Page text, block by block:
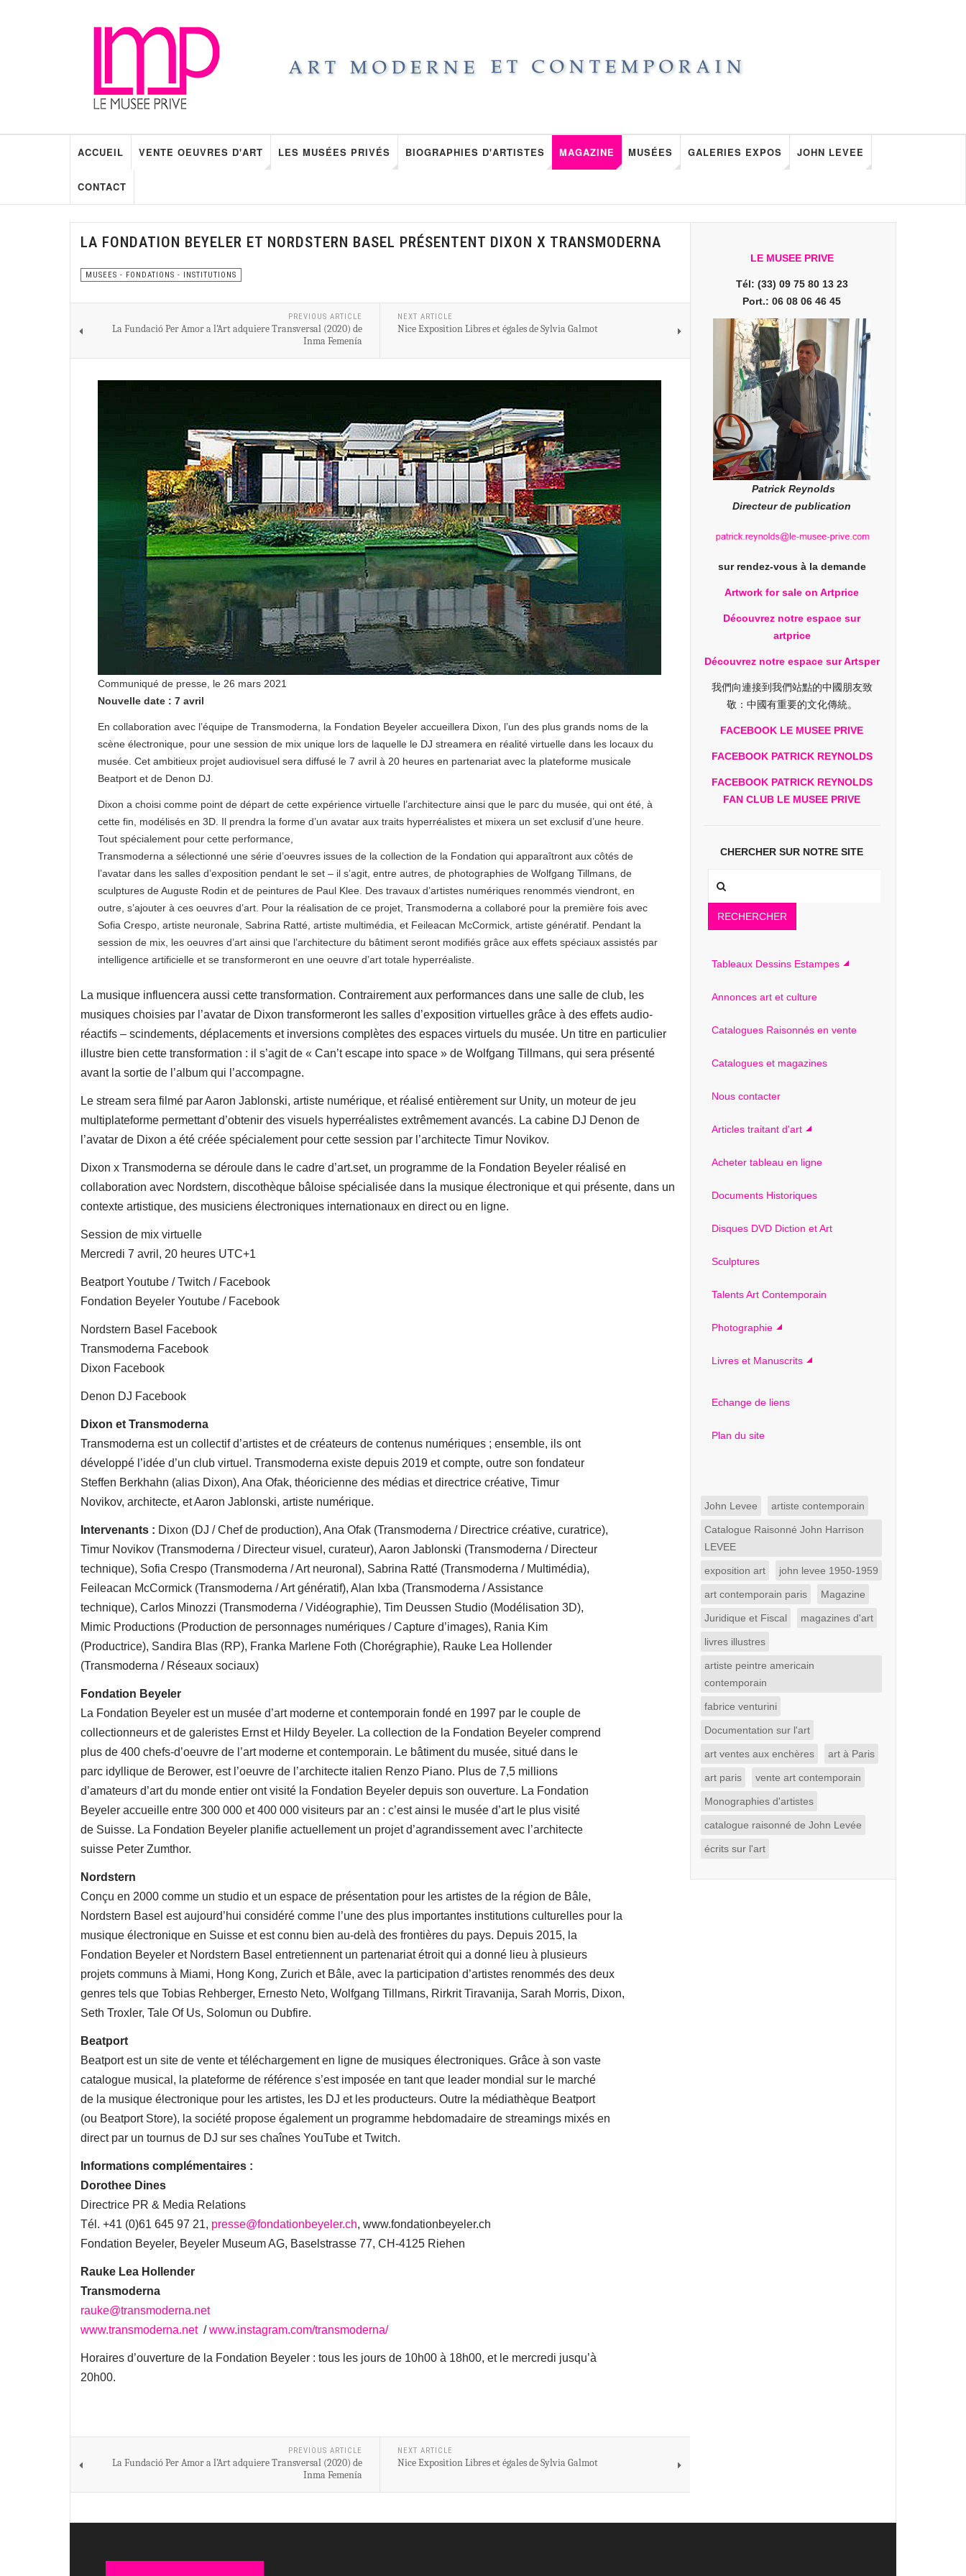
ACCUEIL VENTE OEUVRES D'ART LES MUSÉES PRIVÉS BIOGRAPHIES D'ARTISTES MAGAZINE MUSÉES GALERIES EXPOS JOHN LEVEE
CONTACT
LA FONDATION BEYELER ET NORDSTERN BASEL PRÉSENTENT DIXON X TRANSMODERNA
MUSEES - FONDATIONS - INSTITUTIONS
PREVIOUS ARTICLE
La Fundació Per Amor a l’Art adquiere Transversal (2020) de
Inma Femenía
NEXT ARTICLE
Nice Exposition Libres et égales de Sylvia Galmot
Communiqué de presse, le 26 mars 2021
Nouvelle date : 7 avril
En collaboration avec l’équipe de Transmoderna, la Fondation Beyeler accueillera Dixon, l’un des plus grands noms de la
scène électronique, pour une session de mix unique lors de laquelle le DJ streamera en réalité virtuelle dans les locaux du
musée. Cet ambitieux projet audiovisuel sera diffusé le 7 avril à 20 heures en partenariat avec la plateforme musicale
Beatport et de Denon DJ.
Dixon a choisi comme point de départ de cette expérience virtuelle l’architecture ainsi que le parc du musée, qui ont été, à
cette fin, modélisés en 3D. Il prendra la forme d’un avatar aux traits hyperréalistes et mixera un set exclusif d’une heure.
Tout spécialement pour cette performance,
Transmoderna a sélectionné une série d’oeuvres issues de la collection de la Fondation qui apparaîtront aux côtés de
l’avatar dans les salles d’exposition pendant le set – il s’agit, entre autres, de photographies de Wolfgang Tillmans, de
sculptures de Auguste Rodin et de peintures de Paul Klee. Des travaux d’artistes numériques renommés viendront, en
outre, s’ajouter à ces oeuvres d’art. Pour la réalisation de ce projet, Transmoderna a collaboré pour la première fois avec
Sofia Crespo, artiste neuronale, Sabrina Ratté, artiste multimédia, et Feileacan McCormick, artiste génératif. Pendant la
session de mix, les oeuvres d’art ainsi que l’architecture du bâtiment seront modifiés grâce aux effets spéciaux assistés par
intelligence artificielle et se transformeront en une oeuvre d’art totale hyperréaliste.
La musique influencera aussi cette transformation. Contrairement aux performances dans une salle de club, les
musiques choisies par l’avatar de Dixon transformeront les salles d’exposition virtuelles grâce à des effets audio-
réactifs – scindements, déplacements et inversions complètes des espaces virtuels du musée. Un titre en particulier
illustre bien cette transformation : il s’agit de « Can’t escape into space » de Wolfgang Tillmans, qui sera présenté
avant la sortie de l’album qui l’accompagne.
Le stream sera filmé par Aaron Jablonski, artiste numérique, et réalisé entièrement sur Unity, un moteur de jeu
multiplateforme permettant d’obtenir des visuels hyperréalistes extrêmement avancés. La cabine DJ Denon de
l’avatar de Dixon a été créée spécialement pour cette session par l’architecte Timur Novikov.
Dixon x Transmoderna se déroule dans le cadre d’art.set, un programme de la Fondation Beyeler réalisé en
collaboration avec Nordstern, discothèque bâloise spécialisée dans la musique électronique et qui présente, dans un
contexte artistique, des musiciens électroniques internationaux en direct ou en ligne.
Session de mix virtuelle
Mercredi 7 avril, 20 heures UTC+1
Beatport Youtube / Twitch / Facebook
Fondation Beyeler Youtube / Facebook
Nordstern Basel Facebook
Transmoderna Facebook
Dixon Facebook
Denon DJ Facebook
Dixon et Transmoderna
Transmoderna est un collectif d’artistes et de créateurs de contenus numériques ; ensemble, ils ont
développé l’idée d’un club virtuel. Transmoderna existe depuis 2019 et compte, outre son fondateur
Steffen Berkhahn (alias Dixon), Ana Ofak, théoricienne des médias et directrice créative, Timur
Novikov, architecte, et Aaron Jablonski, artiste numérique.
Intervenants : Dixon (DJ / Chef de production), Ana Ofak (Transmoderna / Directrice créative, curatrice),
Timur Novikov (Transmoderna / Directeur visuel, curateur), Aaron Jablonski (Transmoderna / Directeur
technique), Sofia Crespo (Transmoderna / Art neuronal), Sabrina Ratté (Transmoderna / Multimédia),
Feileacan McCormick (Transmoderna / Art génératif), Alan Ixba (Transmoderna / Assistance
technique), Carlos Minozzi (Transmoderna / Vidéographie), Tim Deussen Studio (Modélisation 3D),
Mimic Productions (Production de personnages numériques / Capture d’images), Rania Kim
(Productrice), Sandira Blas (RP), Franka Marlene Foth (Chorégraphie), Rauke Lea Hollender
(Transmoderna / Réseaux sociaux)
Fondation Beyeler
La Fondation Beyeler est un musée d’art moderne et contemporain fondé en 1997 par le couple de
collectionneurs et de galeristes Ernst et Hildy Beyeler. La collection de la Fondation Beyeler comprend
plus de 400 chefs-d’oeuvre de l’art moderne et contemporain. Le bâtiment du musée, situé dans le
parc idyllique de Berower, est l’oeuvre de l’architecte italien Renzo Piano. Plus de 7,5 millions
d’amateurs d’art du monde entier ont visité la Fondation Beyeler depuis son ouverture. La Fondation
Beyeler accueille entre 300 000 et 400 000 visiteurs par an : c’est ainsi le musée d’art le plus visité
de Suisse. La Fondation Beyeler planifie actuellement un projet d’agrandissement avec l’architecte
suisse Peter Zumthor.
Nordstern
Conçu en 2000 comme un studio et un espace de présentation pour les artistes de la région de Bâle,
Nordstern Basel est aujourd’hui considéré comme l’une des plus importantes institutions culturelles pour la
musique électronique en Suisse et est connu bien au-delà des frontières du pays. Depuis 2015, la
Fondation Beyeler et Nordstern Basel entretiennent un partenariat étroit qui a donné lieu à plusieurs
projets communs à Miami, Hong Kong, Zurich et Bâle, avec la participation d’artistes renommés des deux
genres tels que Tobias Rehberger, Ernesto Neto, Wolfgang Tillmans, Rirkrit Tiravanija, Sarah Morris, Dixon,
Seth Troxler, Tale Of Us, Solomun ou Dubfire.
Beatport
Beatport est un site de vente et téléchargement en ligne de musiques électroniques. Grâce à son vaste
catalogue musical, la plateforme de référence s’est imposée en tant que leader mondial sur le marché
de la musique électronique pour les artistes, les DJ et les producteurs. Outre la médiathèque Beatport
(ou Beatport Store), la société propose également un programme hebdomadaire de streamings mixés en
direct par un tournus de DJ sur ses chaînes YouTube et Twitch.
Informations complémentaires :
Dorothee Dines
Directrice PR & Media Relations
Tél. +41 (0)61 645 97 21, presse@fondationbeyeler.ch, www.fondationbeyeler.ch
Fondation Beyeler, Beyeler Museum AG, Baselstrasse 77, CH-4125 Riehen
Rauke Lea Hollender
Transmoderna
rauke@transmoderna.net
www.transmoderna.net/www.instagram.com/transmoderna/
Horaires d’ouverture de la Fondation Beyeler : tous les jours de 10h00 à 18h00, et le mercredi jusqu’à
20h00.
PREVIOUS ARTICLE
La Fundació Per Amor a l’Art adquiere Transversal (2020) de
Inma Femenía
NEXT ARTICLE
Nice Exposition Libres et égales de Sylvia Galmot
LE MUSEE PRIVE
Tél: (33) 09 75 80 13 23
Port.: 06 08 06 46 45
Patrick Reynolds
Directeur de publication
sur rendez-vous à la demande
Artwork for sale on Artprice
Découvrez notre espace sur
artprice
Découvrez notre espace sur Artsper
我們向連接到我們站點的中國朋友致
敬：中國有重要的文化傳統。
FACEBOOK LE MUSEE PRIVE
FACEBOOK PATRICK REYNOLDS
FACEBOOK PATRICK REYNOLDS
FAN CLUB LE MUSEE PRIVE
CHERCHER SUR NOTRE SITE
RECHERCHER
Tableaux Dessins Estampes
Annonces art et culture
Catalogues Raisonnés en vente
Catalogues et magazines
Nous contacter
Articles traitant d'art
Acheter tableau en ligne
Documents Historiques
Disques DVD Diction et Art
Sculptures
Talents Art Contemporain
Photographie
Livres et Manuscrits
Echange de liens
Plan du site
John Levee artiste contemporain
Catalogue Raisonné John Harrison
LEVEE
exposition art john levee 1950-1959
art contemporain paris Magazine
Juridique et Fiscal magazines d'art
livres illustres
artiste peintre americain
contemporain
fabrice venturini
Documentation sur l'art
art ventes aux enchères art à Paris
art paris vente art contemporain
Monographies d'artistes
catalogue raisonné de John Levée
écrits sur l'art